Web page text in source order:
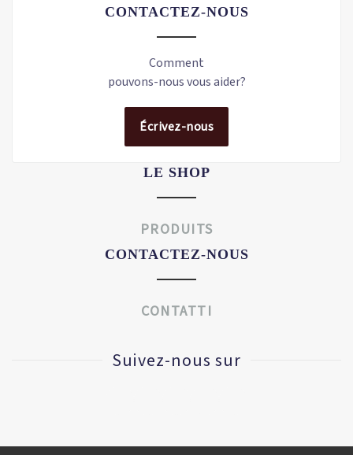
CONTACTEZ-NOUS
Comment
pouvons-nous vous aider?
Écrivez-nous
LE SHOP
PRODUITS
CONTACTEZ-NOUS
CONTATTI
Suivez-nous sur